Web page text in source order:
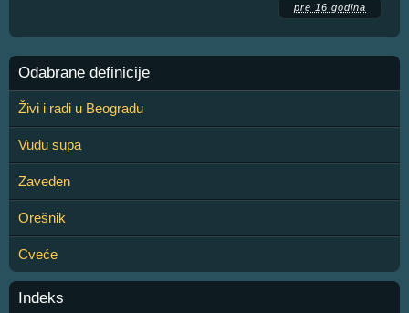
pre 16 godina
Odabrane definicije
Živi i radi u Beogradu
Vudu supa
Zaveden
Orešnik
Cveće
Indeks